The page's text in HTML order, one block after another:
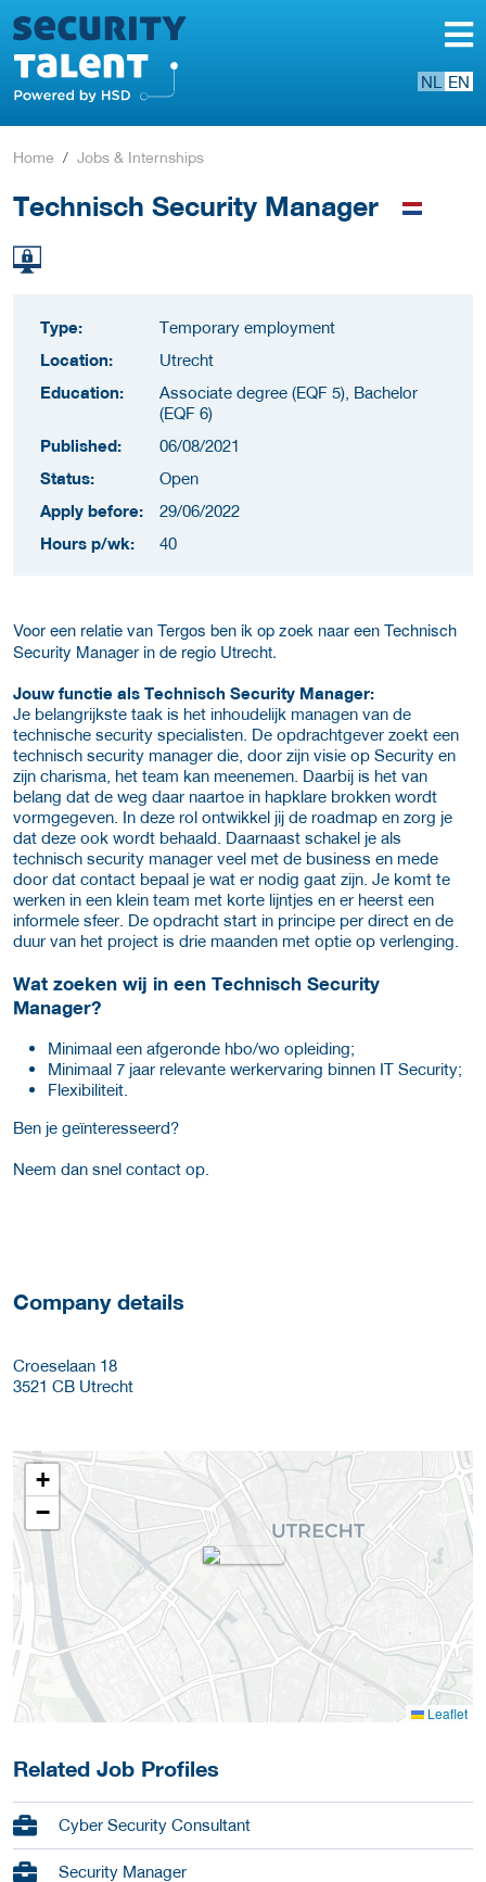
NL EN
Home Jobs & Internships
Technisch Security Manager
Type:
Temporary employment
Location:
Utrecht
Education:
Associate degree (EQF 5), Bachelor
(EQF 6)
Published:
06/08/2021
Status:
Open
Apply before:
29/06/2022
Hours p/wk:
40
Voor een relatie van Tergos ben ik op zoek naar een Technisch
Security Manager in de regio Utrecht.
Jouw functie als Technisch Security Manager:
Je belangrijkste taak is het inhoudelijk managen van de
technische security specialisten. De opdrachtgever zoekt een
technisch security manager die, door zijn visie op Security en
zijn charisma, het team kan meenemen. Daarbij is het van
belang dat de weg daar naartoe in hapklare brokken wordt
vormgegeven. In deze rol ontwikkel jij de roadmap en zorg je
dat deze ook wordt behaald. Daarnaast schakel je als
technisch security manager veel met de business en mede
door dat contact bepaal je wat er nodig gaat zijn. Je komt te
werken in een klein team met korte lijntjes en er heerst een
informele sfeer. De opdracht start in principe per direct en de
duur van het project is drie maanden met optie op verlenging.
Wat zoeken wij in een Technisch Security
Manager?
Minimaal een afgeronde hbo/wo opleiding;
Minimaal 7 jaar relevante werkervaring binnen IT Security;
Flexibiliteit.
Ben je geïnteresseerd?
Neem dan snel contact op.
Company details
Croeselaan 18
3521 CB Utrecht
+
−
Leaflet
Related Job Profiles
Cyber Security Consultant
Security Manager